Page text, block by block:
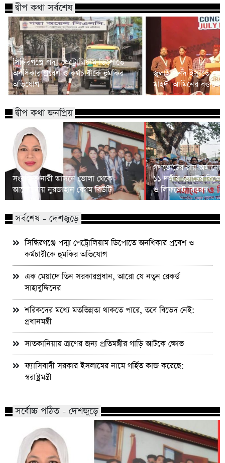
দ্বীপ কথা সর্বশেষ
সিদ্ধিরগঞ্জে পদ্মা পেট্রোলিয়াম ডিপোতে
অনধিকার প্রবেশ ও কর্মচারীকে হুমকির
অভিযোগ
জুলাই সনদ ইস্যুতে
মাহদী আমিনের
দ্বীপ কথা জনপ্রিয়
সংরক্ষিত নারী আসনে ভোলা থেকে
আলোচনায় নুরজাহান বেগম বিউটি
গণভোটের রায়
১১ দলীয় জোটের
ও লিফলেট বিতরণ
সর্বশেষ - দেশজুড়ে
সিদ্ধিরগঞ্জে পদ্মা পেট্রোলিয়াম ডিপোতে অনধিকার প্রবেশ ও
কর্মচারীকে হুমকির অভিযোগ
এক মেয়াদে তিন সরকারপ্রধান, আরো যে নতুন রেকর্ড
সাহাবুদ্দিনের
শরিকদের মধ্যে মতভিন্নতা থাকতে পারে, তবে বিভেদ নেই:
প্রধানমন্ত্রী
সাতকানিয়ায় ত্রাণের জন্য প্রতিমন্ত্রীর গাড়ি আটকে ক্ষোভ
ফ্যাসিবাদী সরকার ইসলামের নামে গর্হিত কাজ করেছে:
স্বরাষ্ট্রমন্ত্রী
সর্বোচ্চ পঠিত - দেশজুড়ে